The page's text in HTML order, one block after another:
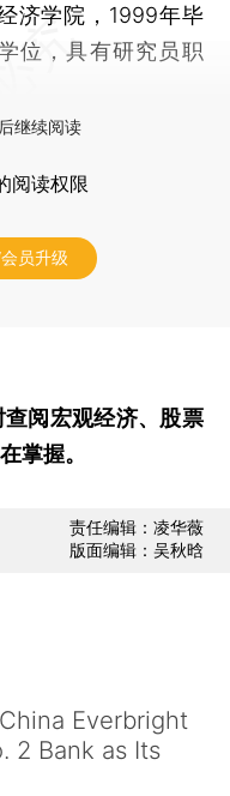
济学院，1999年毕
位，具有研究员职
继续阅读
阅读权限
员升级
查阅宏观经济、股票
掌握。
责任编辑：凌华薇
版面编辑：吴秋晗
Everbright
2 Bank as Its